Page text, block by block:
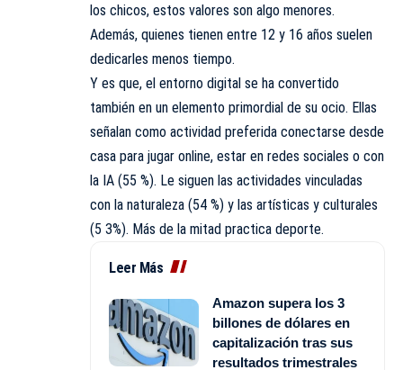
los chicos, estos valores son algo menores.
Además, quienes tienen entre 12 y 16 años suelen
dedicarles menos tiempo.
Y es que, el entorno digital se ha convertido
también en un elemento primordial de su ocio. Ellas
señalan como actividad preferida conectarse desde
casa para jugar online, estar en redes sociales o con
la IA (55 %). Le siguen las actividades vinculadas
con la naturaleza (54 %) y las artísticas y culturales
(5 3%). Más de la mitad practica deporte.
Leer Más
Amazon supera los 3
billones de dólares en
capitalización tras sus
resultados trimestrales